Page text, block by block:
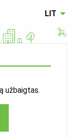
LIT
užbaigtas.